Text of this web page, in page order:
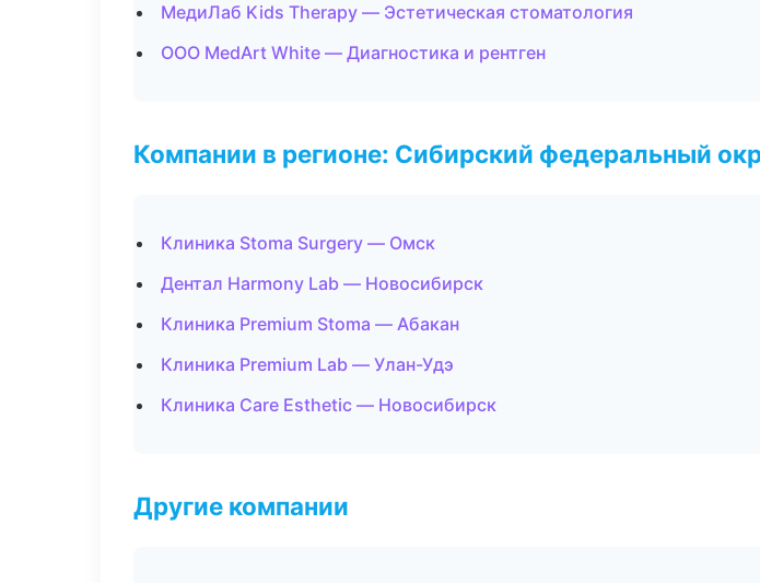
МедиЛаб Kids Therapy — Эстетическая стоматология
ООО MedArt White — Диагностика и рентген
Компании в регионе: Сибирский федеральный
Клиника Stoma Surgery — Омск
Дентал Harmony Lab — Новосибирск
Клиника Premium Stoma — Абакан
Клиника Premium Lab — Улан-Удэ
Клиника Care Esthetic — Новосибирск
Другие компании